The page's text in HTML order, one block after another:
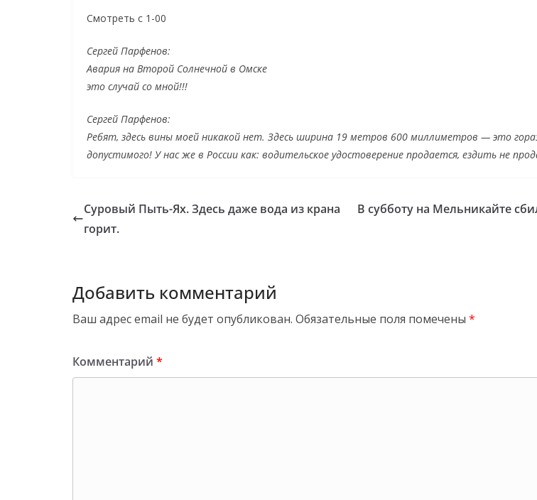
Смотреть с 1-00
Сергей Парфенов:
Авария на Второй Солнечной в Омске
это случай со мной!!!
Сергей Парфенов:
Ребят, здесь вины моей никакой нет. Здесь ширина 19 метров 600 миллиметров — это
допустимого! У нас же в России как: водительское удостоверение продается, ездить не
Суровый Пыть-Ях. Здесь даже вода из крана
горит.
В субботу на Мельникайте
Добавить комментарий
Ваш адрес email не будет опубликован. Обязательные поля помечены *
Комментарий *